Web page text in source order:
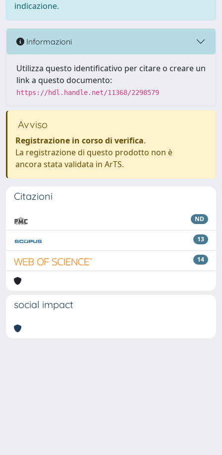
indicazione.
Informazioni
Utilizza questo identificativo per citare o creare un
link a questo documento:
https://hdl.handle.net/11368/2298579
Avviso
Registrazione in corso di verifica.
La registrazione di questo prodotto non è
ancora stata validata in ArTS.
Citazioni
ND
13
14
social impact